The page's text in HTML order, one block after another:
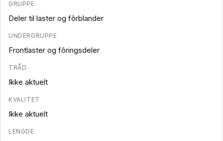
GRUPPE
Deler til laster og fôrblander
UNDERGRUPPE
Frontlaster og fôringsdeler
TRÅD
Ikke aktuelt
KVALITET
Ikke aktuelt
LENGDE